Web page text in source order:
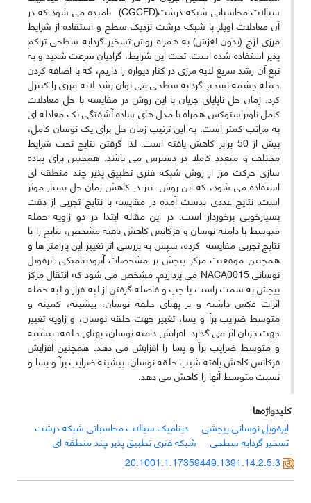
سیالات محاسباتی شبکه درشت(CGCFD) نامیده می شود که در
آن معادلات اویلر با شبکه درشت نزدیک سطح و استفاده از شرایط
مرزی لزج (بدون لغزش) به همراه روش تسخیر گردابه سطحی تراکم
پذیر استفاده شده است. تحت این شرایط، گرادیان سرعت شدید و به
تبع آن رشد سریع لایه مرزی در کنار دیواره را داریم، که با اضافه کردن
جمله چشمه تسخیر گردابه سطحی می توان رشد لایه مرزی را کنترل
کرد. زمان حل ناپایای جریان با این روش در مقایسه با حل معادلات
کامل ناویراستوکس همراه با مدل های ساده آشفتگی یک معادله ای
به مراتب کمتر است. به این ترتیب زمان حل برای یک نوسان کامل،
بیش از 50 برابر کاهش یافته است. لذا گرفتن نتایج تحت شرایط
مختلف و متعدد کاملا در دسترس می باشد. همچنین برای پیاده
سازی حرکت مرز از روش شبکه فنری تطبیق پذیر چند منطقه ای
استفاده می شود، که این روش نیز در کاهش زمان حل بسیار موثر
است. نتایج عددی بدست آمده در مقایسه با نتایج تجربی از دقت
بسیارخوبی برخوردار است. در این مقاله ابتدا در دو زاویه حمله
متوسط با دامنه نوسان و فرکانس کاهش یافته مشخص، نتایج را با
نتایج تجربی مقایسه کرده، سپس به بررسی اثر تغییر این پارامتر ها و
همچنین موقعیت مرکز پیچش بر مشخصات آیرودینامیکی ایرفویل
نوسانی NACA0015 می پردازیم. مشخص می شود که انتقال مرکز
پیچش به سمت راست یا چپ و فاصله گرفتن از لبه فرار و لبه حمله
اثرات عکس داشته و بر پهنای حلقه نوسان، بیشینه، کمینه و
متوسط ضرایب برآ و پسا، تغییر جهت حلقه نوسان، و زاویه تغییر
جهت جریان اثر می گذارد. افزایش دامنه نوسان، پهنای حلقه، بیشینه
و متوسط ضرایب برآ و پسا را افزایش می دهد. همچنین افزایش
فرکانس کاهش یافته شیب حلقه نوسان، بیشینه ضرایب برآ و پسا و
نسبت متوسط آنها را کاهش می دهد.
کلیدواژه‌ها
ایرفویل نوسانی پیچشی
دینامیک سیالات محاسباتی شبکه درشت
تسخیر گردابه سطحی
شبکه فنری تطبیق پذیر چند منطقه ای
20.1001.1.17359449.1391.14.2.5.3